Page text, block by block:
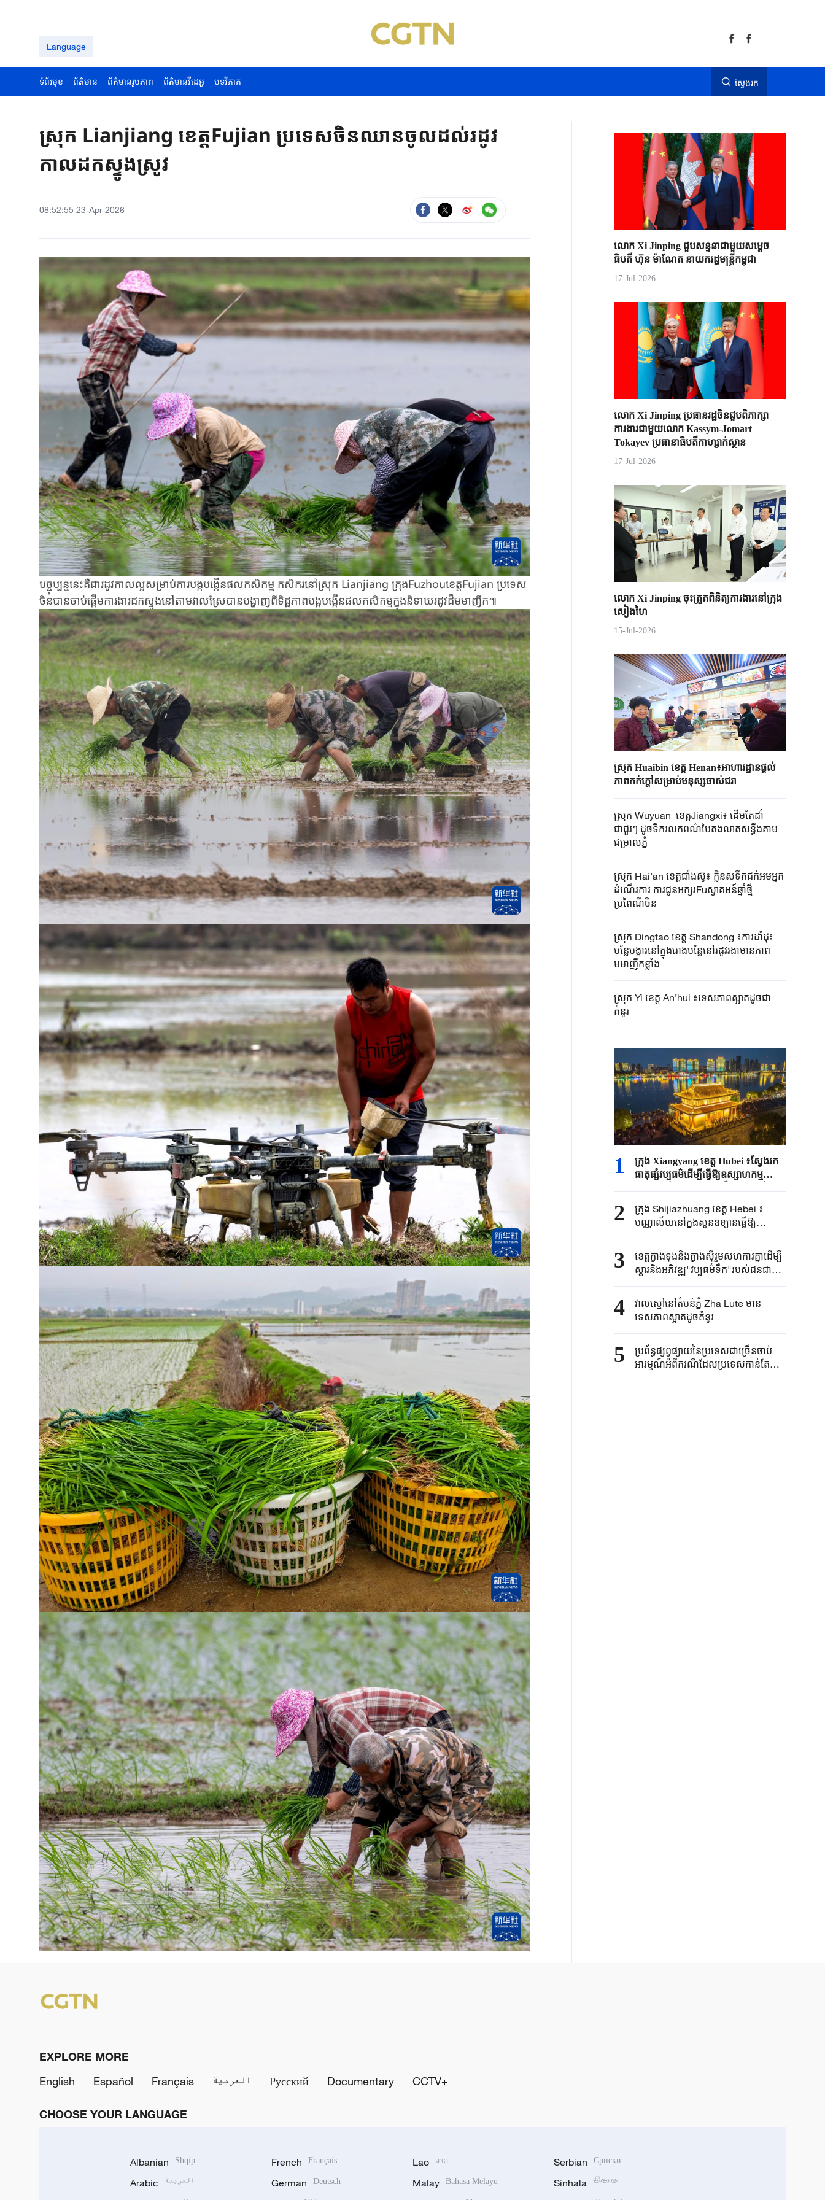
Language
ទំព័រមុខ ព័ត៌មាន ព័ត៌មានរូបភាព ព័ត៌មានវីដេអូ បទវិភាគ ស្វែងរក
ស្រុក ​Lianjiang ខេត្តFujian ប្រទេស​ចិន​ឈាន​ចូលដល់​រដូវ
កាលដក​ស្ទូង​ស្រូវ​
08:52:55 23-Apr-2026
បច្ចុប្បន្ននេះគឺជា​រដូវកាល​ល្អសម្រាប់ការ​បង្កបង្កើន​ផល​កសិកម្ម ​កសិករនៅស្រុក ​Lianjiang ក្រុង​Fuzhouខេត្តFujian ប្រទេស​
ចិនបានចាប់​ផ្តើម​ការងារ​ដក​ស្ទូងនៅតាមវាលស្រែ​បាន​បង្ហាញពីទិដ្ឋភាព​បង្កបង្កើន​ផល​កសិកម្មក្នុង​និទាឃរដូវ​ដ៏​មមាញឹក៕
លោក Xi Jinping ជួបសន្ទនាជាមួយសម្តេច
ធិបតី ហ៊ុន ម៉ាណែត នាយករដ្ឋមន្ត្រីកម្ពុជា
17-Jul-2026
លោក Xi Jinping ប្រធានរដ្ឋចិន​ជួបពិភាក្សា​
ការងារជាមួយ​លោក Kassym-Jomart ​
Tokayev ​ប្រធានាធិបតី​កាហ្សាក់ស្ថាន​
17-Jul-2026
លោក Xi Jinping ចុះត្រួតពិនិត្យការងារនៅក្រុង
សៀងហៃ
15-Jul-2026
ស្រុក Huaibin ខេត្ត Henan៖អាហារដ្ឋានផ្តល់
ភាពកក់ក្តៅសម្រាប់មនុស្សចាស់ជរា
ស្រុក Wuyuan​ ខេត្តJiangxi៖ ដើមតែដាំ
ជាជួរៗ ដូចទឹករលកពណ៌បៃតងលាតសន្ធឹងតាម
ជម្រាលភ្នំ
ស្រុក Hai’an ខេត្តជាំងស៊ូ៖ ក្លិនសទឹកជក់អមអ្នក
ដំណើរការ ការជូនអក្សរFuស្វាគមន៍ឆ្នាំថ្មី
ប្រពៃណីចិន
ស្រុក Dingtao ខេត្ត Shandong ៖ការដាំដុះ
បន្លែបង្ការនៅក្នុងរោងបន្លែនៅរដូវរងាមានភាព
មមាញឹកខ្លាំង
ស្រុក Yi ខេត្ត An’hui ៖ទេសភាពស្អាតដូចជា
គំនូរ
1
ក្រុង Xiangyang ខេត្ត Hubei ៖ស្វែងរក
ធាតុផ្សំវប្បធម៌ដើម្បីធ្វើឱ្យឧស្សាហកម្ម
2
ក្រុង Shijiazhuang ខេត្ត Hebei ៖
បណ្ណាល័យនៅក្នុងសួនឧទ្យានធ្វើឱ្យ
ប្រជាជនទទួលបានបទពិសោធអំណានថ្មី
3
ខេត្តក្វាងទុងនិងក្វាងស៊ីរួមសហការគ្នាដើម្បី
ស្តារនិងអភិវឌ្ឍ"វប្បធម៌ទឹក"របស់ជនជាតិ
Miao
4
វាលស្មៅនៅតំបន់ភ្នំ Zha Lute មាន
ទេសភាពស្អាតដូចគំនូរ
5
ប្រព័ន្ធផ្សព្វផ្សាយនៃប្រទេសជាច្រើនចាប់
អារម្មណ៍អំពីករណីដែលប្រទេសកាន់តែ
EXPLORE MORE
English
Español Français العربية Русский Documentary CCTV+
CHOOSE YOUR LANGUAGE
Albanian Shqip
Arabic العربية
French Français
German Deutsch
Lao ລາວ
Malay Bahasa Melayu
Serbian Српски
Sinhala සිංහල